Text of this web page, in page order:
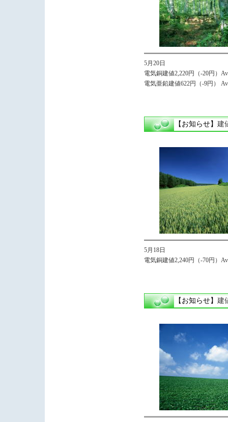
5月20日
電気銅建値2,220円（-20円）
電気亜鉛建値622円（-9円）
【お知らせ】 建
5月18日
電気銅建値2,240円（-70円）
【お知らせ】 建